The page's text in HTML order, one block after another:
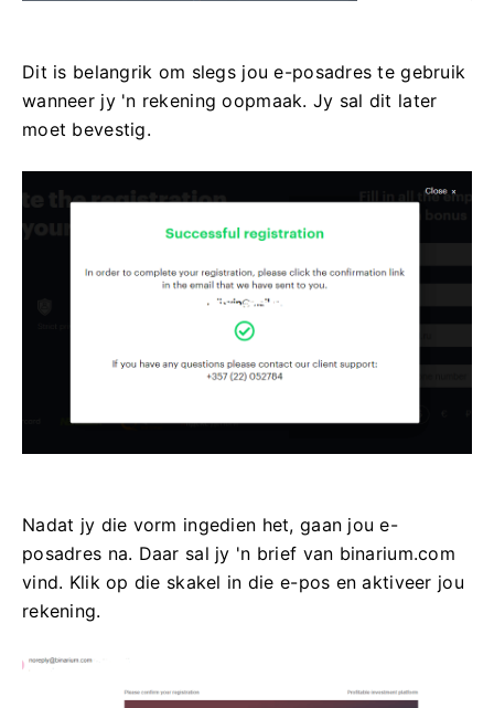
Dit is belangrik om slegs jou e-posadres te gebruik
wanneer jy 'n rekening oopmaak. Jy sal dit later
moet bevestig.
Nadat jy die vorm ingedien het, gaan jou e-
posadres na. Daar sal jy 'n brief van binarium.com
vind. Klik op die skakel in die e-pos en aktiveer jou
rekening.